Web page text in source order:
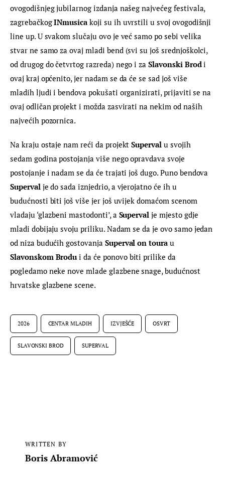
ovogodišnjeg jubilarnog izdanja našeg najvećeg festivala,
zagrebačkog INmusica koji su ih uvrstili u svoj ovogodišnji
line up. U svakom slučaju ovo je već samo po sebi velika
stvar ne samo za ovaj mladi bend (svi su još srednjoškolci,
od drugog do četvrtog razreda) nego i za Slavonski Brod i
ovaj kraj općenito, jer nadam se da će se sad još više
mladih ljudi i bendova pokušati organizirati, prijaviti se na
ovaj odličan projekt i možda zasvirati na nekim od naših
najvećih pozornica.
Na kraju ostaje nam reći da projekt Superval u svojih
sedam godina postojanja više nego opravdava svoje
postojanje i nadam se da će trajati još dugo. Puno bendova
Superval je do sada iznjedrio, a vjerojatno će ih u
budućnosti biti još više jer još uvijek domaćom scenom
vladaju ‘glazbeni mastodonti’, a Superval je mjesto gdje
mladi dobijaju svoju priliku. Nadam se da je ovo samo jedan
od niza budućih gostovanja Superval on toura u
Slavonskom Brodu i da će ponovo biti prilike da
pogledamo neke nove mlade glazbene snage, budućnost
hrvatske glazbene scene.
2026 CENTAR MLADIH IZVJEŠĆE OSVRT
SLAVONSKI BROD SUPERVAL
WRITTEN BY
Boris Abramović